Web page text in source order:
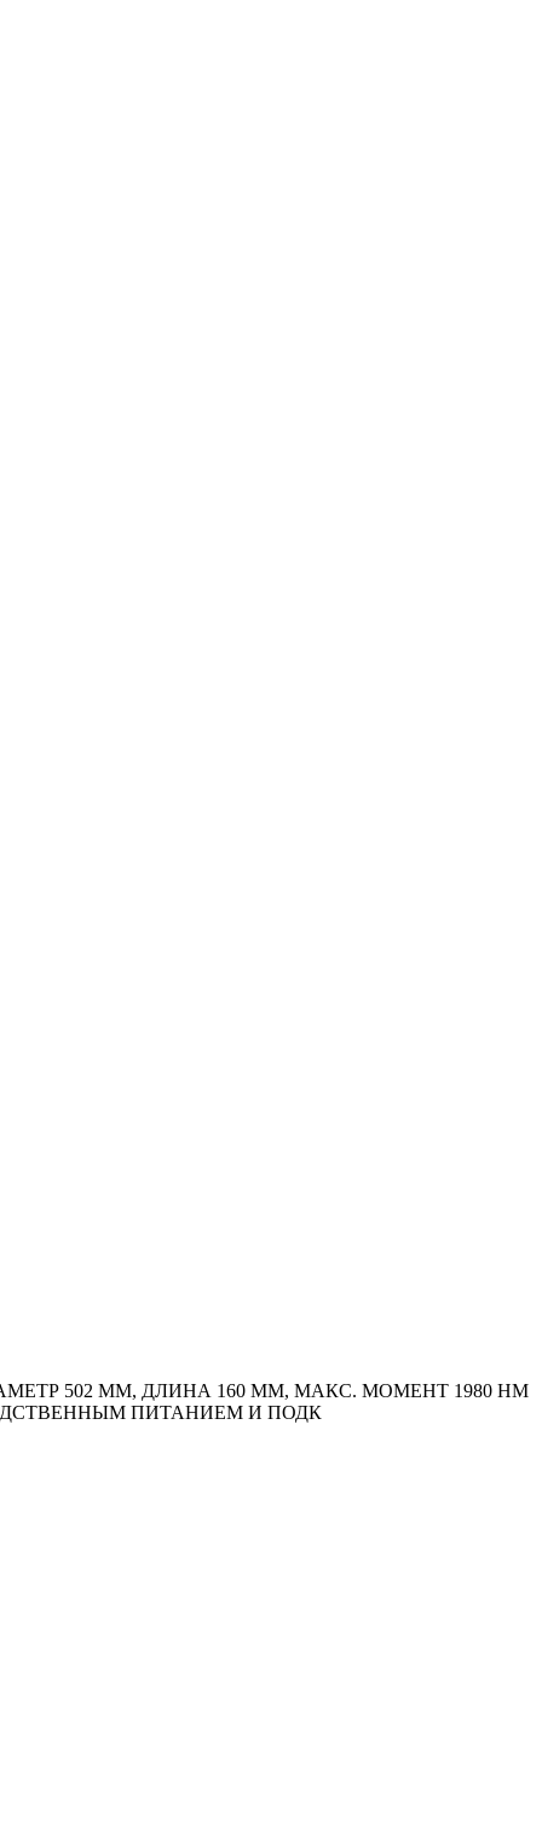
502 ММ, ДЛИНА 160 ММ, МАКС. МОМЕНТ 1980 HM
ПИТАНИЕМ И ПОДК